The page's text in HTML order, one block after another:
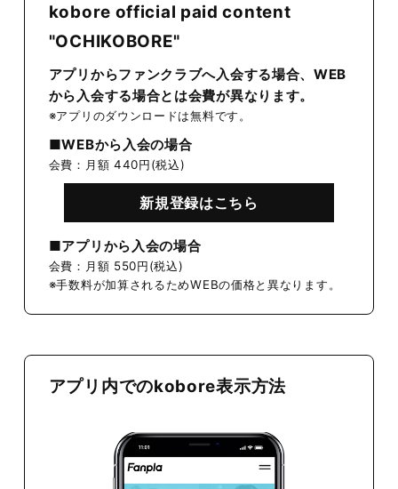
kobore official paid content
"OCHIKOBORE"
アプリからファンクラブへ入会する場合、WEB
から入会する場合とは会費が異なります。
※アプリのダウンロードは無料です。
■WEBから入会の場合
会費：月額 440円(税込)
新規登録はこちら
■アプリから入会の場合
会費：月額 550円(税込)
※手数料が加算されるためWEBの価格と異なります。
アプリ内でのkobore表示方法